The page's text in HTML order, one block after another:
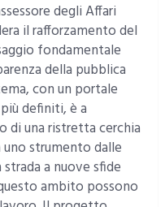
degli Affari
il rafforzamento del
fondamentale
della pubblica
con un portale
definiti, è a
di una ristretta cerchia
strumento dalle
a nuove sfide
ambito possono